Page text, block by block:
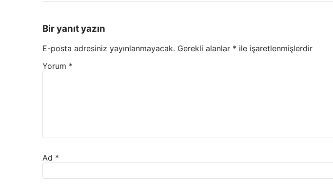
Bir yanıt yazın
E-posta adresiniz yayınlanmayacak. Gerekli alanlar * ile işaretlenmişlerdir
Yorum *
Ad *